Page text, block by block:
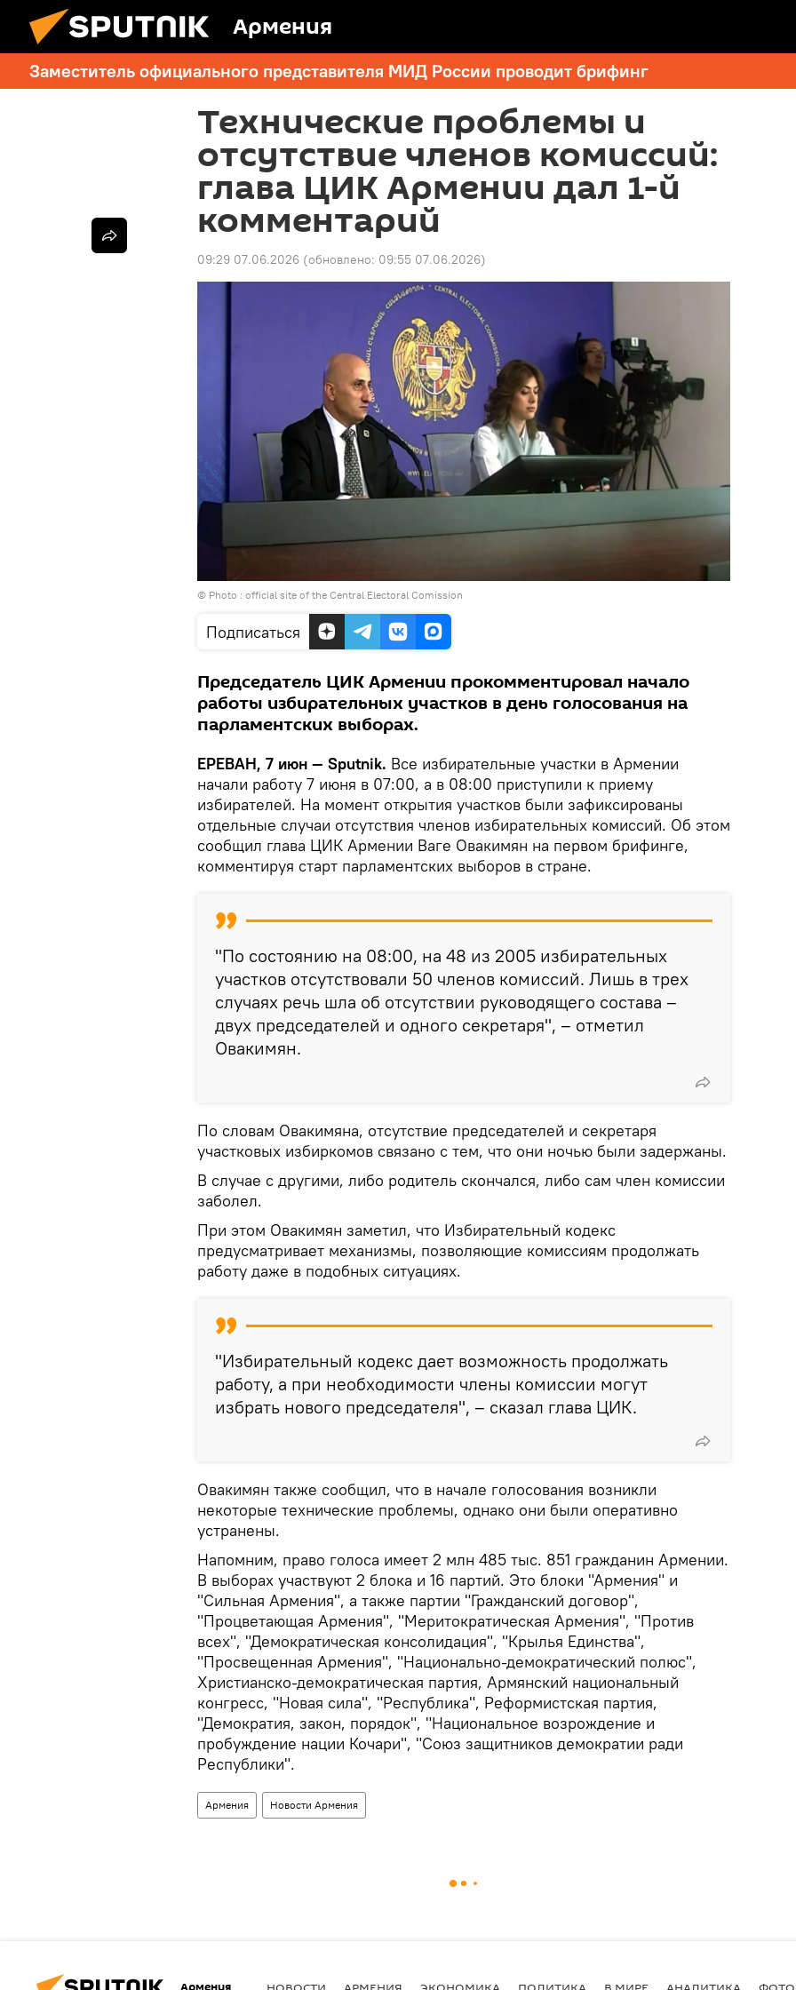
Армения
Заместитель официального представителя МИД России проводит брифинг
Технические проблемы и
отсутствие членов комиссий:
глава ЦИК Армении дал 1-й
комментарий
09:29 07.06.2026 (обновлено: 09:55 07.06.2026)
© Photo : official site of the Central Electoral Comission
Подписаться
Председатель ЦИК Армении прокомментировал начало
работы избирательных участков в день голосования на
парламентских выборах.
ЕРЕВАН, 7 июн — Sputnik. Все избирательные участки в Армении
начали работу 7 июня в 07:00, а в 08:00 приступили к приему
избирателей. На момент открытия участков были зафиксированы
отдельные случаи отсутствия членов избирательных комиссий. Об этом
сообщил глава ЦИК Армении Ваге Овакимян на первом брифинге,
комментируя старт парламентских выборов в стране.
"По состоянию на 08:00, на 48 из 2005 избирательных
участков отсутствовали 50 членов комиссий. Лишь в трех
случаях речь шла об отсутствии руководящего состава –
двух председателей и одного секретаря", – отметил
Овакимян.
По словам Овакимяна, отсутствие председателей и секретаря
участковых избиркомов связано с тем, что они ночью были задержаны.
В случае с другими, либо родитель скончался, либо сам член комиссии
заболел.
При этом Овакимян заметил, что Избирательный кодекс
предусматривает механизмы, позволяющие комиссиям продолжать
работу даже в подобных ситуациях.
"Избирательный кодекс дает возможность продолжать
работу, а при необходимости члены комиссии могут
избрать нового председателя", – сказал глава ЦИК.
Овакимян также сообщил, что в начале голосования возникли
некоторые технические проблемы, однако они были оперативно
устранены.
Напомним, право голоса имеет 2 млн 485 тыс. 851 гражданин Армении.
В выборах участвуют 2 блока и 16 партий. Это блоки "Армения" и
"Сильная Армения", а также партии "Гражданский договор",
"Процветающая Армения", "Меритократическая Армения", "Против
всех", "Демократическая консолидация", "Крылья Единства",
"Просвещенная Армения", "Национально-демократический полюс",
Христианско-демократическая партия, Армянский национальный
конгресс, "Новая сила", "Республика", Реформистская партия,
"Демократия, закон, порядок", "Национальное возрождение и
пробуждение нации Кочари", "Союз защитников демократии ради
Республики".
Армения Новости Армения
Армения